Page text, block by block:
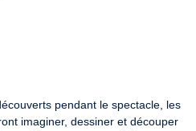
pendant le spectacle, les
imaginer, dessiner et découper